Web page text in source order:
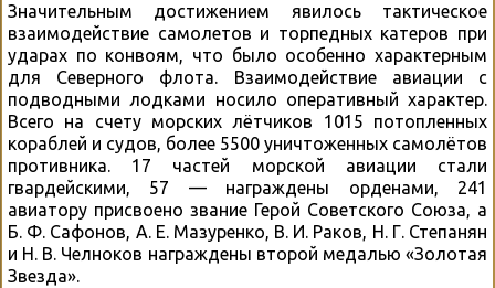
Значительным достижением явилось тактическое
взаимодействие самолетов и торпедных катеров при
ударах по конвоям, что было особенно характерным
для Северного флота. Взаимодействие авиации с
подводными лодками носило оперативный характер.
Всего на счету морских лётчиков 1015 потопленных
кораблей и судов, более 5500 уничтоженных самолётов
противника. 17 частей морской авиации стали
гвардейскими, 57 — награждены орденами, 241
авиатору присвоено звание Герой Советского Союза, а
Б. Ф. Сафонов, А. Е. Мазуренко, В. И. Раков, Н. Г. Степанян
и Н. В. Челноков награждены второй медалью «Золотая
Звезда».